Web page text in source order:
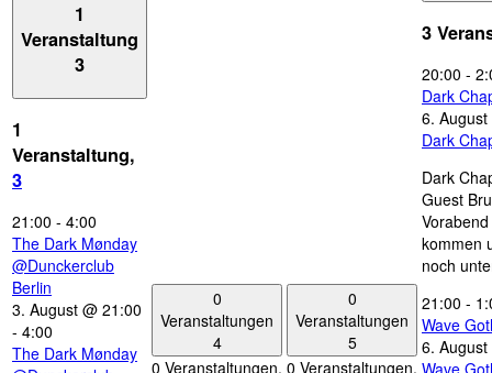
1
Veranstaltung
3
1
Veranstaltung,
3
21:00 - 4:00
The Dark Mønday
@Dunckerclub
Berlin
3. August @ 21:00
- 4:00
The Dark Mønday
0
Veranstaltungen
4
0 Veranstaltungen,
0
Veranstaltungen
5
0 Veranstaltungen,
3
20:00 -
Dark
6.
Dark
Dark
Guest
kommen
noch
21:00 -
Wave
6.